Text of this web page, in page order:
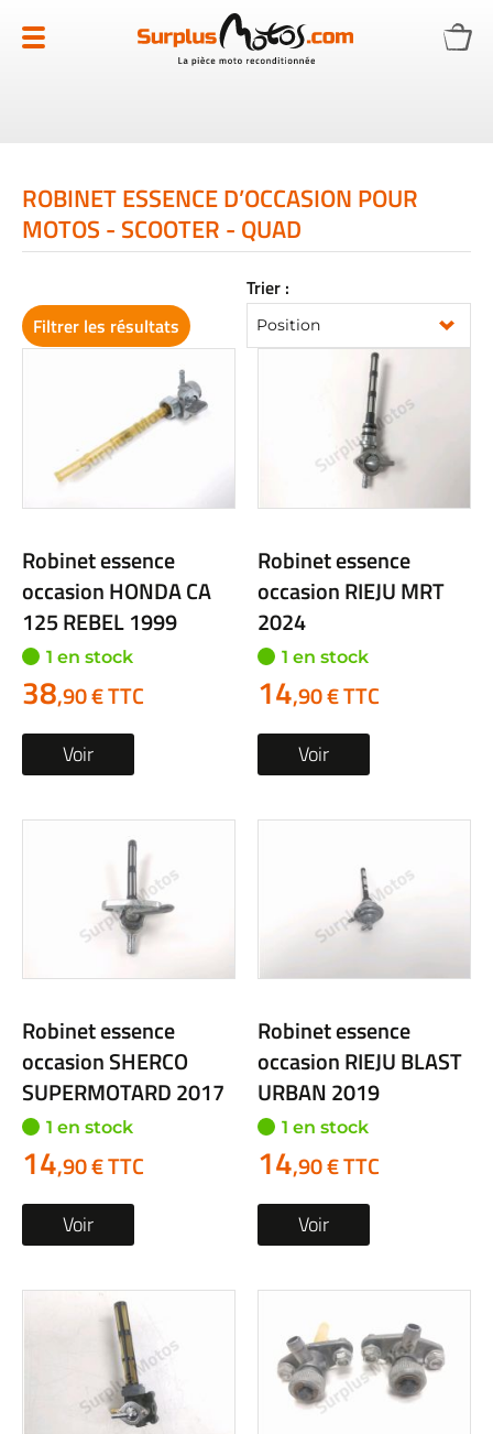
au
contenu
ROBINET ESSENCE D’OCCASION POUR
MOTOS - SCOOTER - QUAD
Trier :
Robinet essence
occasion HONDA CA
125 REBEL 1999
1 en stock
38,90 € TTC
Voir
Robinet essence
occasion RIEJU MRT
2024
1 en stock
14,90 € TTC
Voir
Robinet essence
occasion SHERCO
SUPERMOTARD 2017
1 en stock
14,90 € TTC
Voir
Robinet essence
occasion RIEJU BLAST
URBAN 2019
1 en stock
14,90 € TTC
Voir
Filtrer les résultats